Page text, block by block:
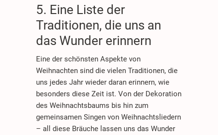
5. Eine Liste der
Traditionen, die uns an
das Wunder erinnern
Eine der schönsten Aspekte von
Weihnachten sind die vielen Traditionen, die
uns jedes Jahr wieder daran erinnern, wie
besonders diese Zeit ist. Von der Dekoration
des Weihnachtsbaums bis hin zum
gemeinsamen Singen von Weihnachtsliedern
– all diese Bräuche lassen uns das Wunder